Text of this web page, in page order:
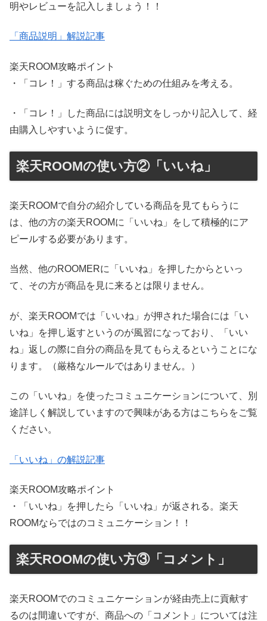
明やレビューを記入しましょう！！
「商品説明」解説記事
楽天ROOM攻略ポイント
・「コレ！」する商品は稼ぐための仕組みを考える。
・「コレ！」した商品には説明文をしっかり記入して、経
由購入しやすいように促す。
楽天ROOMの使い方②「いいね」
楽天ROOMで自分の紹介している商品を見てもらうに
は、他の方の楽天ROOMに「いいね」をして積極的にア
ピールする必要があります。
当然、他のROOMERに「いいね」を押したからといっ
て、その方が商品を見に来るとは限りません。
が、楽天ROOMでは「いいね」が押された場合には「い
いね」を押し返すというのが風習になっており、「いい
ね」返しの際に自分の商品を見てもらえるということにな
ります。（厳格なルールではありません。）
この「いいね」を使ったコミュニケーションについて、別
途詳しく解説していますので興味がある方はこちらをご覧
ください。
「いいね」の解説記事
楽天ROOM攻略ポイント
・「いいね」を押したら「いいね」が返される。楽天
ROOMならではのコミュニケーション！！
楽天ROOMの使い方③「コメント」
楽天ROOMでのコミュニケーションが経由売上に貢献す
るのは間違いですが、商品への「コメント」については注